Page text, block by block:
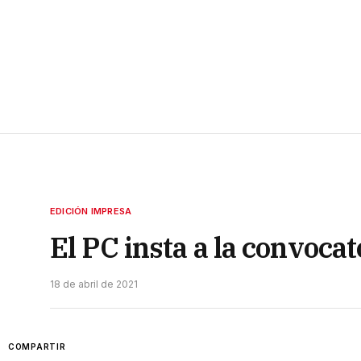
EDICIÓN IMPRESA
El PC insta a la
18 de abril de 2021
COMPARTIR